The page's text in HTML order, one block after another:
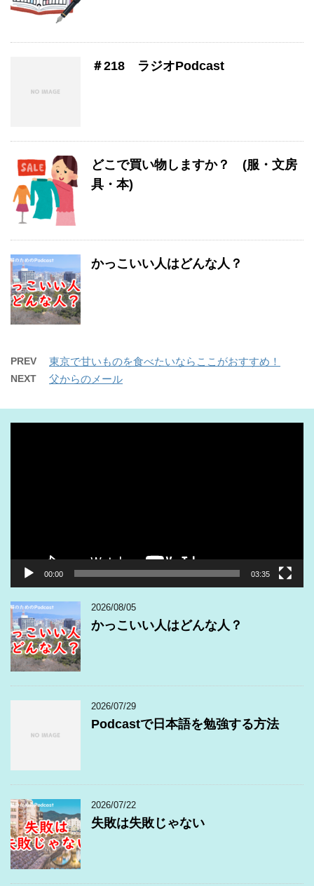
＃218 ラジオPodcast
どこで買い物しますか？ (服・文房
具・本)
かっこいい人はどんな人？
PREV 東京で甘いものを食べたいならここがおすすめ！
NEXT 父からのメール
00:00 03:35
2026/08/05
かっこいい人はどんな人？
2026/07/29
Podcastで日本語を勉強する方法
2026/07/22
失敗は失敗じゃない